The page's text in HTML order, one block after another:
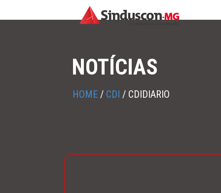
NOTÍCIAS
HOME / CDI / CDIDIARIO